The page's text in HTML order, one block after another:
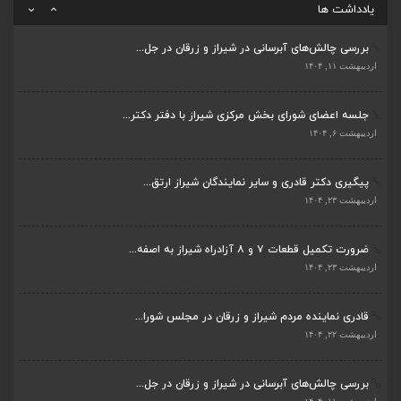
یادداشت ها
بررسی چالش‌های آبرسانی در شیراز و زرقان در جل...
اردیبهشت ۱۱, ۱۴۰۴
جلسه اعضای شورای بخش مرکزی شیراز با دفتر دکتر...
اردیبهشت ۶, ۱۴۰۴
پیگیری دکتر قادری و سایر نمایندگان شیراز ارتق...
اردیبهشت ۲۳, ۱۴۰۴
ضرورت تکمیل قطعات ۷ و ۸ آزادراه شیراز به اصفه...
اردیبهشت ۲۳, ۱۴۰۴
قادری نماینده مردم شیراز و زرقان در مجلس شورا...
اردیبهشت ۲۲, ۱۴۰۴
بررسی چالش‌های آبرسانی در شیراز و زرقان در جل...